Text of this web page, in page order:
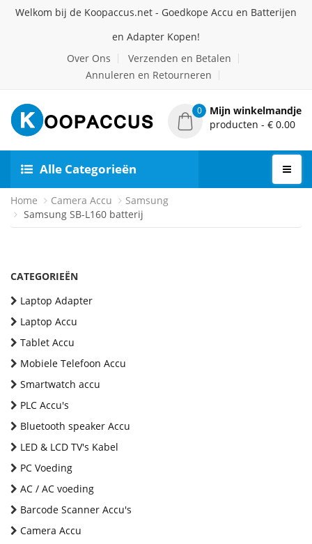
Welkom bij de Koopaccus.net - Goedkope Accu en Batterijen
en Adapter Kopen!
Over Ons
Verzenden en Betalen
Annuleren en Retourneren
0
Mijn winkelmandje
producten - € 0.00
Alle Categorieën
Home Camera Accu
Samsung
Samsung SB-L160 batterij
CATEGORIEËN
Laptop Adapter
Laptop Accu
Tablet Accu
Mobiele Telefoon Accu
Smartwatch accu
PLC Accu's
Bluetooth speaker Accu
LED & LCD TV's Kabel
PC Voeding
AC / AC voeding
Barcode Scanner Accu's
Camera Accu